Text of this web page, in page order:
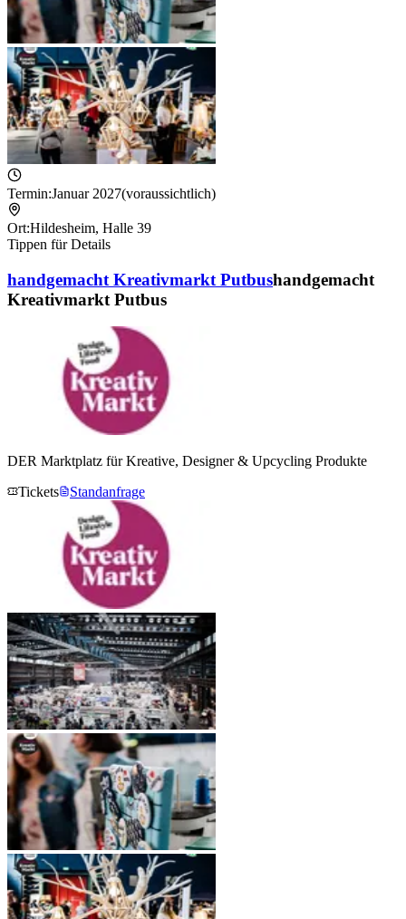
Termin:Januar 2027(voraussichtlich)
Ort:Hildesheim, Halle 39
Tippen für Details
handgemacht Kreativmarkt Putbushandgemacht
Kreativmarkt Putbus
DER Marktplatz für Kreative, Designer & Upcycling Produkte
Tickets
Standanfrage